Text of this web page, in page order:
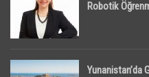
Robotik
Yunanistan’da